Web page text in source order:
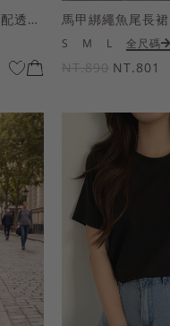
兩件式-肩可調混色背心配透膚短袖上衣 馬甲綁繩魚尾長裙
S M L 全尺碼
NT.890 NT.801